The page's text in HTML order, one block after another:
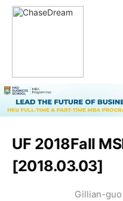
UF 2018Fall
[2018.03.03]
Gillian-guo